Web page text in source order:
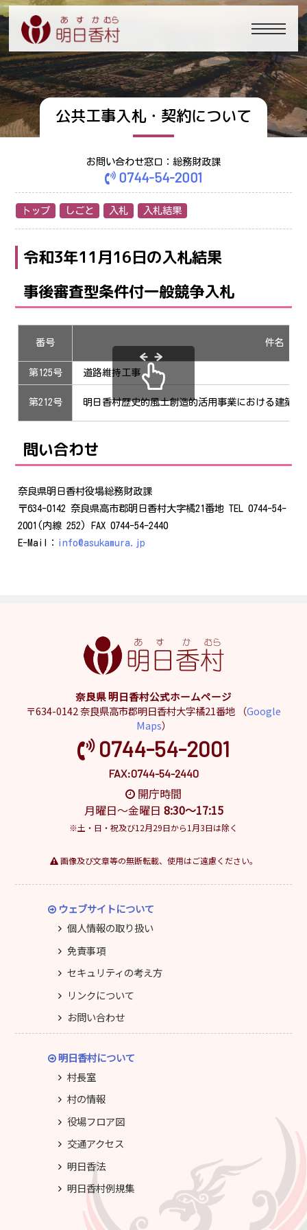
公共工事入札・契約について
お問い合わせ窓口：総務財政課
0744-54-2001
トップ しごと 入札 入札結果
令和3年11月16日の入札結果
事後審査型条件付一般競争入札
番号 件名
第125号 道路維持工事
第212号 明日香村歴史的風土創造的活用事業における建築
問い合わせ
奈良県明日香村役場総務財政課
〒634-0142 奈良県高市郡明日香村大字橘21番地 TEL 0744-54-
2001(内線 252) FAX 0744-54-2440
E-Mail： info@asukamura.jp
奈良県 明日香村公式ホームページ
〒634-0142 奈良県高市郡明日香村大字橘21番地 （Google
Maps）
0744-54-2001
FAX:0744-54-2440
開庁時間
月曜日～金曜日 8:30～17:15
※土・日・祝及び12月29日から1月3日は除く
画像及び文章等の無断転載、使用はご遠慮ください。
ウェブサイトについて
個人情報の取り扱い
免責事項
セキュリティの考え方
リンクについて
お問い合わせ
明日香村について
村長室
村の情報
役場フロア図
交通アクセス
明日香法
明日香村例規集